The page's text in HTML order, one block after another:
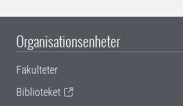
Organisationsenheter
Fakulteter
Biblioteket